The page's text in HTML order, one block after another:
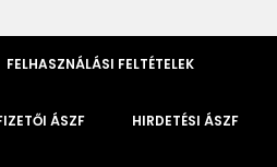
FELHASZNÁLÁSI FELTÉTELEK
ÁSZF HIRDETÉSI ÁSZF